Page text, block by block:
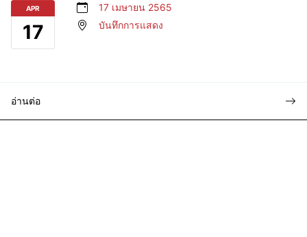
APR
17
17 เมษายน 2565
บันทึกการแสดง
อ่านต่อ